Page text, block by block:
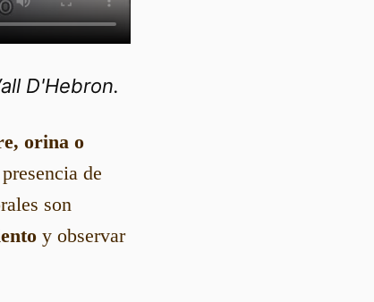
D'Hebron.
orina o
de
son
y observar